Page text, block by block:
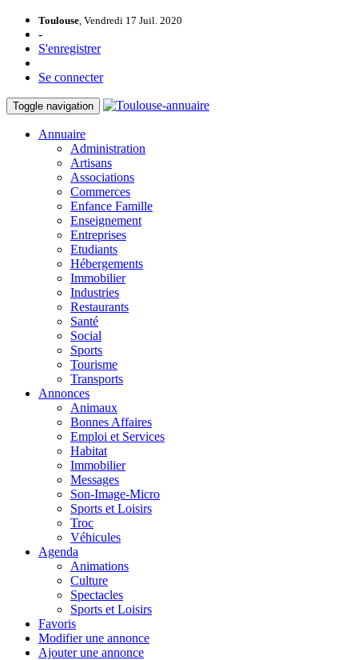
Toulouse, Vendredi 17 Juil. 2020
-
S'enregistrer
Se connecter
Toggle navigation
Annuaire
Administration
Artisans
Associations
Commerces
Enfance Famille
Enseignement
Entreprises
Etudiants
Hébergements
Immobilier
Industries
Restaurants
Santé
Social
Sports
Tourisme
Transports
Annonces
Animaux
Bonnes Affaires
Emploi et Services
Habitat
Immobilier
Messages
Son-Image-Micro
Sports et Loisirs
Troc
Véhicules
Agenda
Animations
Culture
Spectacles
Sports et Loisirs
Favoris
Modifier une annonce
Ajouter une annonce